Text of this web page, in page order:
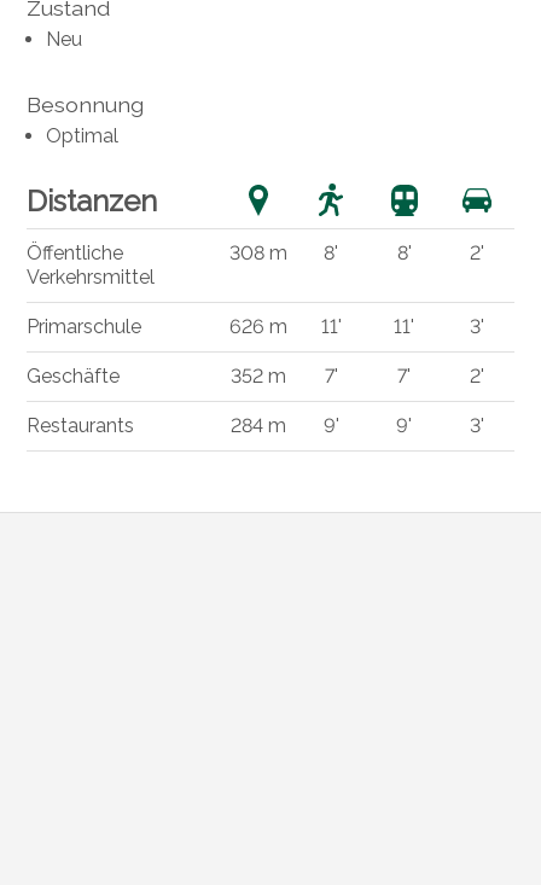
Zustand
Neu
Besonnung
Optimal
Distanzen
Öffentliche
Verkehrsmittel
308 m 8' 8' 2'
Primarschule 626 m 11' 11' 3'
Geschäfte 352 m 7' 7' 2'
Restaurants 284 m 9' 9' 3'